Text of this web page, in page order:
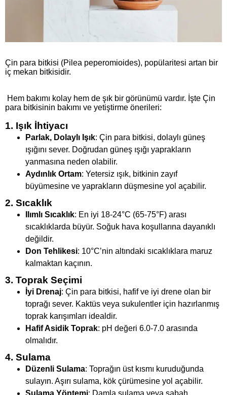
Çin para bitkisi (Pilea peperomioides), popülaritesi artan bir
iç mekan bitkisidir.
Hem bakımı kolay hem de şık bir görünümü vardır. İşte Çin
para bitkisinin bakımı ve yetiştirme önerileri:
1. Işık İhtiyacı
Parlak, Dolaylı Işık: Çin para bitkisi, dolaylı güneş
ışığını sever. Doğrudan güneş ışığı yaprakların
yanmasına neden olabilir.
Aydınlık Ortam: Yetersiz ışık, bitkinin zayıf
büyümesine ve yaprakların düşmesine yol açabilir.
2. Sıcaklık
Ilımlı Sıcaklık: En iyi 18-24°C (65-75°F) arası
sıcaklıklarda büyür. Soğuk hava koşullarına dayanıklı
değildir.
Don Tehlikesi: 10°C’nin altındaki sıcaklıklara maruz
kalmaktan kaçının.
3. Toprak Seçimi
İyi Drenaj: Çin para bitkisi, hafif ve iyi drene olan bir
toprağı sever. Kaktüs veya sukulentler için hazırlanmış
toprak karışımları idealdir.
Hafif Asidik Toprak: pH değeri 6.0-7.0 arasında
olmalıdır.
4. Sulama
Düzenli Sulama: Toprağın üst kısmı kuruduğunda
sulayın. Aşırı sulama, kök çürümesine yol açabilir.